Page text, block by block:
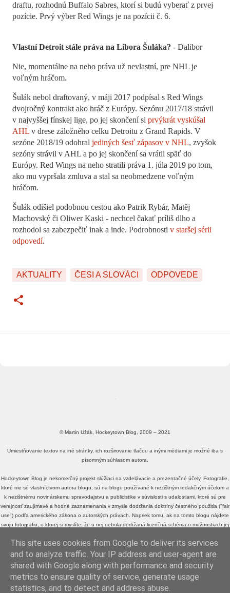
draftu, rozhodnú Buffalo Sabres, ktorí si budú vyberať z prvej
pozície. Prvý výber Red Wings je na pozícii č. 6.
Vlastní Detroit stále práva na Libora Šuláka? - Dalibor
Nie, momentálne na neho práva už nevlastní, pre NHL je
voľným hráčom.
Šulák nebol draftovaný, v máji 2017 podpísal s Red Wings
dvojročný kontrakt ako hráč z Európy. Sezónu 2017/18 strávil
v najvyššej fínskej lige, po jej skončení si prvýkrát vyskúšal
AHL v drese záložného celku Detroitu z Grand Rapids. V
sezóne 2018/19 odohral jediných šesť zápasov v NHL, zvyšok
sezóny strávil v AHL a po jej skončení sa vrátil späť do
Európy. Red Wings na neho stratili práva 1. júla 2019 po tom,
ako mu vypršala zmluva a stal sa neobmedzene voľným
hráčom.
Šulák odišiel podobnou cestou ako Patrik Rybár, Matěj
Machovský či Oliwer Kaski - nechcel čakať príliš dlho a
rozhodol sa zabezpečiť inak a inde. Podrobnosti v staršej sérii
odpovedí.
AKTUALITY ČESI A SLOVÁCI ODPOVEDE
© Martin Užák, Hockeytown Blog, 2009 – 2021
Umiestňovanie textov na iné stránky, ich rozširovanie tlačou a inými médiami je možné iba s
písomným súhlasom autora.
Hockeytown Blog je nekomerčný projekt slúžiaci na vzdelávacie a prezentačné účely. Fotografie,
ktoré nie sú vlastníctvom autora blogu, sú na blogu používané k nezištným redakčným účelom a
k nezištnému novinárskemu spravodajstvu a publicistike v súvislosti s udalosťami, ktoré sú pre
verejnosť zaujímavé a hodné zaznamenania v zmysle dodržania doktríny čestného použitia ("fair
use") podľa amerického zákona o autorských právach. Napriek tomu, ak na tomto blogu nájdete
svoju fotografiu, o ktorej si myslíte, že u nej nebola dodržaná licenčná schéma o možnostiach jej
čestného použitia ("fair use") podľa amerického zákona o autorských právach, a neželáte si, aby
sa na tomto blogu ďalej zobrazovala,kontaktujte ma, prosím.
MartinUzak.sk |SlovakNHL.sk
This site uses cookies from Google to deliver its services
and to analyze traffic. Your IP address and user-agent are
shared with Google along with performance and security
metrics to ensure quality of service, generate usage
statistics, and to detect and address abuse.